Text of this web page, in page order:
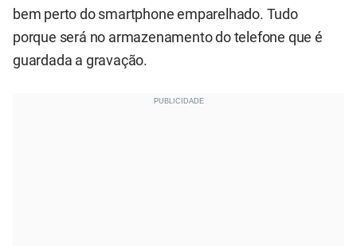
bem perto do smartphone emparelhado. Tudo
porque será no armazenamento do telefone que é
guardada a gravação.